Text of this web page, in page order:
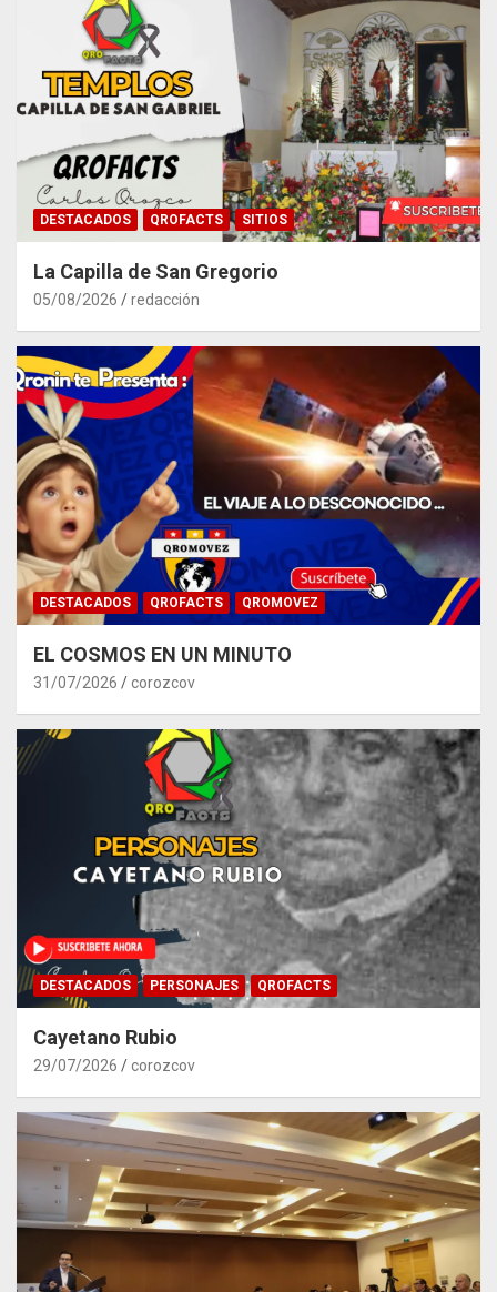
DESTACADOS QROFACTS SITIOS
La Capilla de San Gregorio
05/08/2026 redacción
DESTACADOS QROFACTS QROMOVEZ
EL COSMOS EN UN MINUTO
31/07/2026 corozcov
DESTACADOS PERSONAJES QROFACTS
Cayetano Rubio
29/07/2026 corozcov